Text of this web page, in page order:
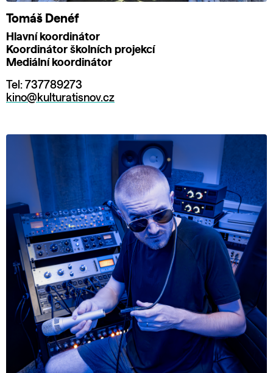
Tomáš Denéf
Hlavní koordinátor
Koordinátor školních projekcí
Mediální koordinátor
Tel: 737789273
kino@kulturatisnov.cz